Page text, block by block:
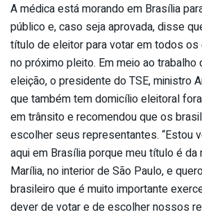
A médica está morando em Brasília
público e, caso seja aprovada, disse
título de eleitor para votar em todos
no próximo pleito. Em meio ao trabalho
eleição, o presidente do TSE, ministro
que também tem domicílio eleitoral
em trânsito e recomendou que os
escolher seus representantes. “Estou
aqui em Brasília porque meu título é da
Marília, no interior de São Paulo, e
brasileiro que é muito importante
dever de votar e de escolher nossos